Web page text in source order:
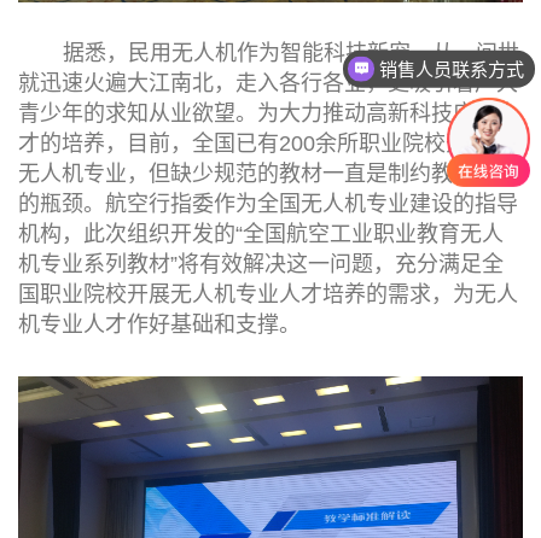
据悉，民用无人机作为智能科技新宠，从一问世
就迅速火遍大江南北，走入各行各业，更吸引着广大
青少年的求知从业欲望。为大力推动高新科技应用人
才的培养，目前，全国已有200余所职业院校开设了
无人机专业，但缺少规范的教材一直是制约教学开展
的瓶颈。航空行指委作为全国无人机专业建设的指导
机构，此次组织开发的“全国航空工业职业教育无人
机专业系列教材”将有效解决这一问题，充分满足全
国职业院校开展无人机专业人才培养的需求，为无人
机专业人才作好基础和支撑。
销售人员联系方式